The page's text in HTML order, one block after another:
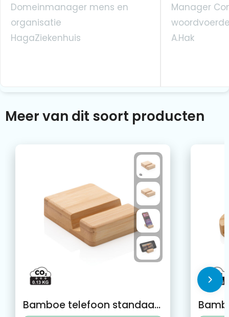
Domeinmanager mens en
organisatie
HagaZiekenhuis
Manager
A.Hak
Meer van dit soort producten
Bamboe telefoon standaard